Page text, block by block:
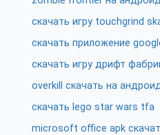
скачать игру touchgrind
скачать приложение
скачать игру дрифт
overkill скачать на
скачать lego star wars tfa
microsoft office apk